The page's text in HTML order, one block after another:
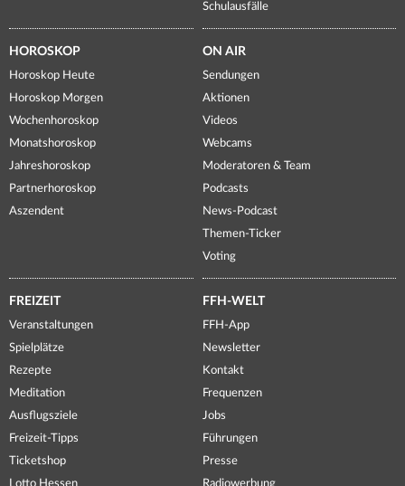
Schulausfälle
HOROSKOP
Horoskop Heute
Horoskop Morgen
Wochenhoroskop
Monatshoroskop
Jahreshoroskop
Partnerhoroskop
Aszendent
ON AIR
Sendungen
Aktionen
Videos
Webcams
Moderatoren & Team
Podcasts
News-Podcast
Themen-Ticker
Voting
FREIZEIT
Veranstaltungen
Spielplätze
Rezepte
Meditation
Ausflugsziele
Freizeit-Tipps
Ticketshop
Lotto Hessen
FFH-WELT
FFH-App
Newsletter
Kontakt
Frequenzen
Jobs
Führungen
Presse
Radiowerbung